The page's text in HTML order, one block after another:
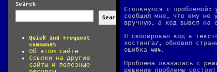
Search
Search
Quick and frequent
commands
Об этом сайте
Ссылки на другие
сайты и полезные
Столкнулся с проблемой:
сообщил мне, что ему не
вручную, а код вывел на
Я скопировал код в
хостинга/, обновил
ошибка 404.
Проблема оказалась с
решение проблемы